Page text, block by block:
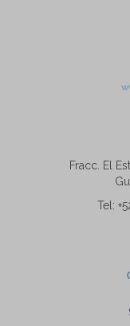
Fracc. El
Tel: